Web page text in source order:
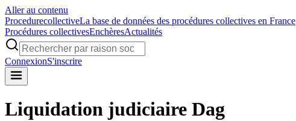
Aller au contenu
ProcedurecollectiveLa base de données des procédures collectives en France
Procédures collectivesEnchèresActualités
ConnexionS'inscrire
Liquidation judiciaire Dag